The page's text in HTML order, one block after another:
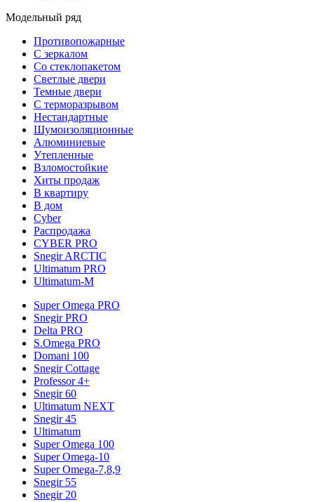
Модельный ряд
Противопожарные
С зеркалом
Со стеклопакетом
Светлые двери
Темные двери
С терморазрывом
Нестандартные
Шумоизоляционные
Алюминиевые
Утепленные
Взломостойкие
Хиты продаж
В квартиру
В дом
Cyber
Распродажа
CYBER PRO
Snegir ARCTIC
Ultimatum PRO
Ultimatum-M
Super Omega PRO
Snegir PRO
Delta PRO
S.Omega PRO
Domani 100
Snegir Cottage
Professor 4+
Snegir 60
Ultimatum NEXT
Snegir 45
Ultimatum
Super Omega 100
Super Omega-10
Super Omega-7,8,9
Snegir 55
Snegir 20